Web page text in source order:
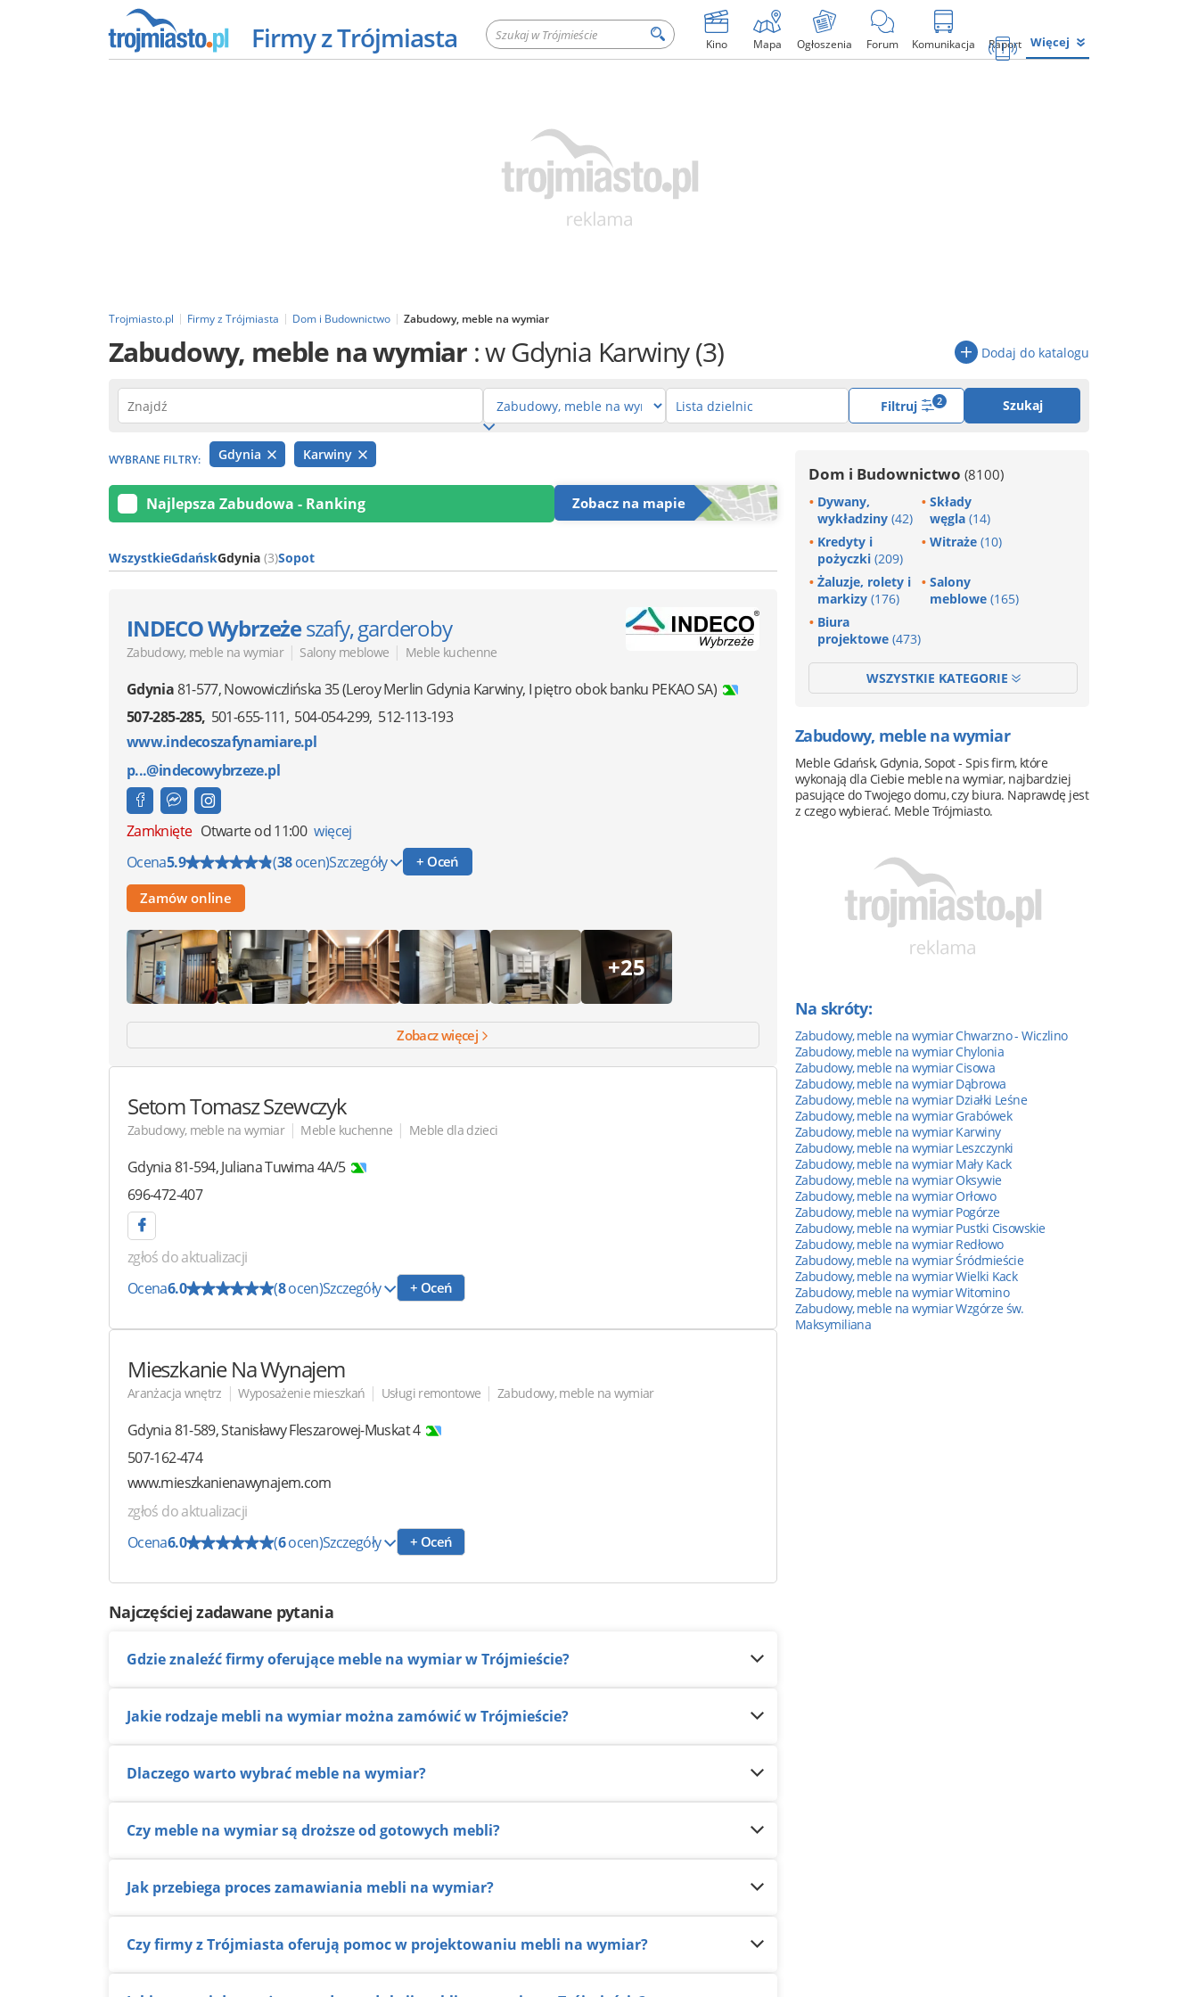
Firmy z Trójmiasta Kino Mapa Ogłoszenia Forum Komunikacja Raport Więcej
Trojmiasto.pl Firmy z Trójmiasta Dom i Budownictwo Zabudowy, meble na wymiar
Zabudowy, meble na wymiar : w Gdynia Karwiny(3) Dodaj do katalogu
Filtruj 2 Szukaj
WYBRANE FILTRY: Gdynia Karwiny
Najlepsza Zabudowa - Ranking Zobacz na mapie
WszystkieGdańskGdynia (3)Sopot
INDECO Wybrzeżeszafy, garderoby
Zabudowy, meble na wymiar | Salony meblowe | Meble kuchenne
Gdynia81-577,Nowowiczlińska 35(Leroy Merlin Gdynia Karwiny, I piętro obok banku PEKAO SA)
507-285-285 501-655-111 504-054-299 512-113-193
www.indecoszafynamiare.pl
p...@indecowybrzeze.pl
Zamknięte Otwarte od 11:00 więcej
Ocena5.9 (38ocen)Szczegóły + Oceń
Zamów online
+25
Zobacz więcej
SetomTomasz Szewczyk
Zabudowy, meble na wymiar | Meble kuchenne | Meble dla dzieci
Gdynia81-594,Juliana Tuwima 4A/5
696-472-407
zgłoś do aktualizacji
Ocena6.0 (8ocen)Szczegóły + Oceń
Mieszkanie Na Wynajem
Aranżacja wnętrz | Wyposażenie mieszkań | Usługi remontowe | Zabudowy, meble na wymiar
Gdynia81-589,Stanisławy Fleszarowej-Muskat 4
507-162-474
www.mieszkanienawynajem.com
zgłoś do aktualizacji
Ocena6.0 (6ocen)Szczegóły + Oceń
Najczęściej zadawane pytania
Gdzie znaleźć firmy oferujące meble na wymiar w Trójmieście?
Jakie rodzaje mebli na wymiar można zamówić w Trójmieście?
Dlaczego warto wybrać meble na wymiar?
Czy meble na wymiar są droższe od gotowych mebli?
Jak przebiega proces zamawiania mebli na wymiar?
Czy firmy z Trójmiasta oferują pomoc w projektowaniu mebli na wymiar?
Dom i Budownictwo (8100)
Dywany,
wykładziny (42)
Składy
węgla (14)
Kredyty i
pożyczki (209)
Witraże (10)
Żaluzje, rolety i
markizy (176)
Salony
meblowe (165)
Biura
projektowe (473)
WSZYSTKIE KATEGORIE
Zabudowy, meble na wymiar
Meble Gdańsk, Gdynia, Sopot - Spis firm, które
wykonają dla Ciebie meble na wymiar, najbardziej
pasujące do Twojego domu, czy biura. Naprawdę jest
z czego wybierać. Meble Trójmiasto.
Na skróty:
Zabudowy, meble na wymiar Chwarzno - Wiczlino
Zabudowy, meble na wymiar Chylonia
Zabudowy, meble na wymiar Cisowa
Zabudowy, meble na wymiar Dąbrowa
Zabudowy, meble na wymiar Działki Leśne
Zabudowy, meble na wymiar Grabówek
Zabudowy, meble na wymiar Karwiny
Zabudowy, meble na wymiar Leszczynki
Zabudowy, meble na wymiar Mały Kack
Zabudowy, meble na wymiar Oksywie
Zabudowy, meble na wymiar Orłowo
Zabudowy, meble na wymiar Pogórze
Zabudowy, meble na wymiar Pustki Cisowskie
Zabudowy, meble na wymiar Redłowo
Zabudowy, meble na wymiar Śródmieście
Zabudowy, meble na wymiar Wielki Kack
Zabudowy, meble na wymiar Witomino
Zabudowy, meble na wymiar Wzgórze św.
Maksymiliana